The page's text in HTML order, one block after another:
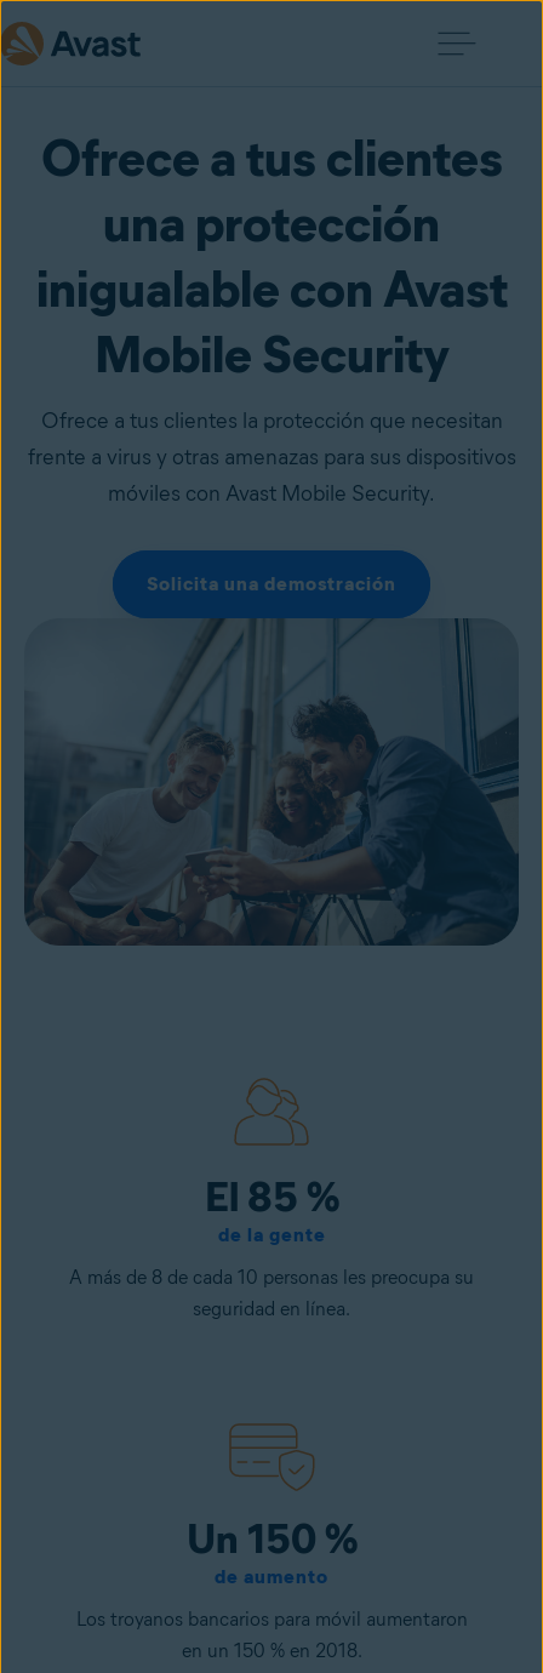
Ofrece a tus clientes
una protección
inigualable con Avast
Mobile Security
Ofrece a tus clientes la protección que necesitan
frente a virus y otras amenazas para sus dispositivos
móviles con Avast Mobile Security.
Solicita una demostración
El 85 %
de la gente
A más de 8 de cada 10 personas les preocupa su
seguridad en línea.
Un 150 %
de aumento
Los troyanos bancarios para móvil aumentaron
en un 150 % en 2018.